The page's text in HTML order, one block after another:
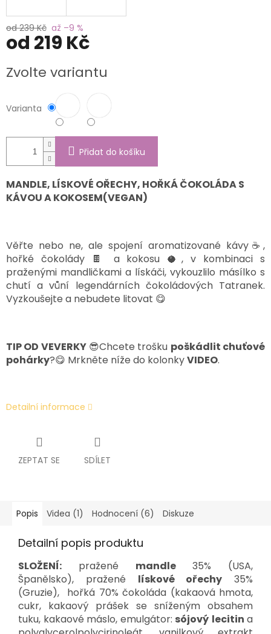
od 239 Kč až –9 %
od 219 Kč
cena:
Zvolte variantu
Varianta
Přidat do košíku
MANDLE, LÍSKOVÉ OŘECHY, HOŘKÁ ČOKOLÁDA S
KÁVOU A KOKOSEM(VEGAN)
Věřte nebo ne, ale spojení aromatizované kávy☕,
hořké čokolády 🍫 a kokosu 🥥, v kombinaci s
praženými mandličkami a lískáči, vykouzlilo másílko s
chutí a vůní legendárních čokoládových Tatranek.
Vyzkoušejte a nebudete litovat 😋
TIP OD VEVERKY😎Chcete trošku poškádlit chuťové
pohárky?😋 Mrkněte níže do kolonkyVIDEO.
Detailní informace
ZEPTAT SE SDÍLET
Popis Videa (1) Hodnocení (6) Diskuze
Detailní popis produktu
SLOŽENÍ: pražené mandle35% (USA,
Španělsko), pražené lískové ořechy 35%
(Gruzie), hořká 70% čokoláda (kakaová hmota,
cukr, kakaový prášek se sníženým obsahem
tuku, kakaové máslo, emulgátor: sójový lecitin a